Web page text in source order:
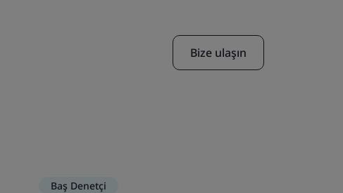
Bize ulaşın
Baş Denetçi